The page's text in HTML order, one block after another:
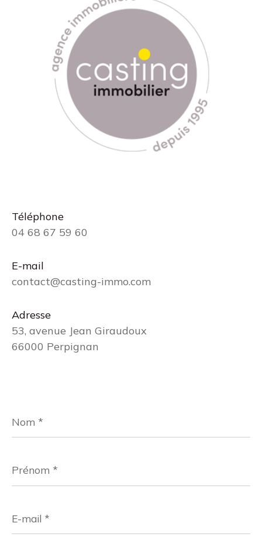
Téléphone
04 68 67 59 60
E-mail
contact@casting-immo.com
Adresse
53, avenue Jean Giraudoux
66000 Perpignan
*
*
mail
*